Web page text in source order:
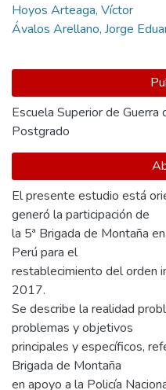
Hoyos Arteaga, Víctor
Ávalos Arellano, Jorge
Escuela Superior de
Postgrado
El presente estudio está
generó la participación de
la 5ª Brigada de Montaña
Perú para el
restablecimiento del orden
2017.
Se describe la realidad
problemas y objetivos
principales y específicos,
Brigada de Montaña
en apoyo a la Policía